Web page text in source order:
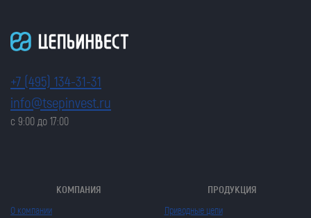
+7 (495) 134-31-31
info@tsepinvest.ru
с 9:00 до 17:00
КОМПАНИЯ
О компании
ПРОДУКЦИЯ
Приводные цепи